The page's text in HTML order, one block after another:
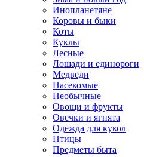
Инопланетяне
Коровы и быки
Коты
Куклы
Лесные
Лошади и единороги
Медведи
Насекомые
Необычные
Овощи и фрукты
Овечки и ягнята
Одежда для кукол
Птицы
Предметы быта